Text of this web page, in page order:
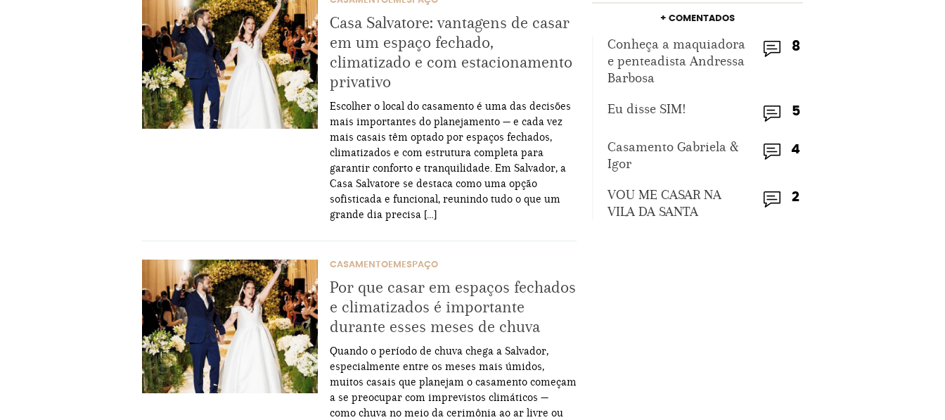
Casa Salvatore: vantagens de casar
em um espaço fechado,
climatizado e com estacionamento
privativo
Escolher o local do casamento é uma das decisões
mais importantes do planejamento — e cada vez
mais casais têm optado por espaços fechados,
climatizados e com estrutura completa para
garantir conforto e tranquilidade. Em Salvador, a
Casa Salvatore se destaca como uma opção
sofisticada e funcional, reunindo tudo o que um
grande dia precisa […]
CASAMENTOEMESPAÇO
Por que casar em espaços fechados
e climatizados é importante
durante esses meses de chuva
Quando o período de chuva chega a Salvador,
especialmente entre os meses mais úmidos,
muitos casais que planejam o casamento começam
a se preocupar com imprevistos climáticos —
como chuva no meio da cerimônia ao ar livre ou
+ COMENTADOS
8
Conheça a maquiadora
e penteadista Andressa
Barbosa
5
Eu disse SIM!
4
Casamento Gabriela &
Igor
2
VOU ME CASAR NA
VILA DA SANTA